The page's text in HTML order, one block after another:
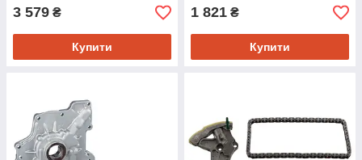
3 579 ₴
Купити
1 821 ₴
Купити